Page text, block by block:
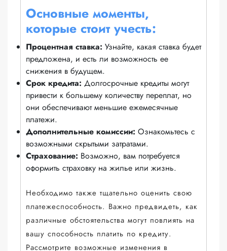
Основные моменты,
которые стоит учесть:
Процентная ставка: Узнайте, какая ставка будет
предложена, и есть ли возможность ее
снижения в будущем.
Срок кредита: Долгосрочные кредиты могут
привести к большему количеству переплат, но
они обеспечивают меньшие ежемесячные
платежи.
Дополнительные комиссии: Ознакомьтесь с
возможными скрытыми затратами.
Страхование: Возможно, вам потребуется
оформить страховку на жилье или жизнь.
Необходимо также тщательно оценить свою
платежеспособность. Важно предвидеть, как
различные обстоятельства могут повлиять на
вашу способность платить по кредиту.
Рассмотрите возможные изменения в